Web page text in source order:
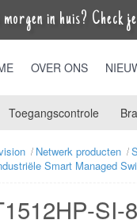
in huis? Check
OVER ONS
Toegangscontrole
Netwerk producten
Smart Managed